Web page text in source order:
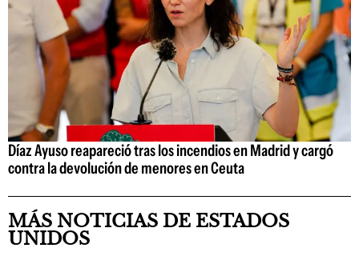
Díaz Ayuso reapareció tras los incendios en Madrid y cargó
contra la devolución de menores en Ceuta
MÁS NOTICIAS DE ESTADOS
UNIDOS